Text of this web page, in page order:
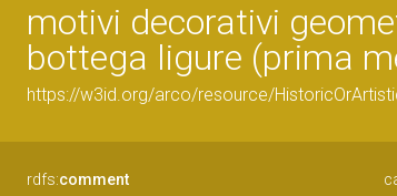
motivi decorativi
bottega ligure (prima
https://w3id.org/arco/resource/
rdfs:comment